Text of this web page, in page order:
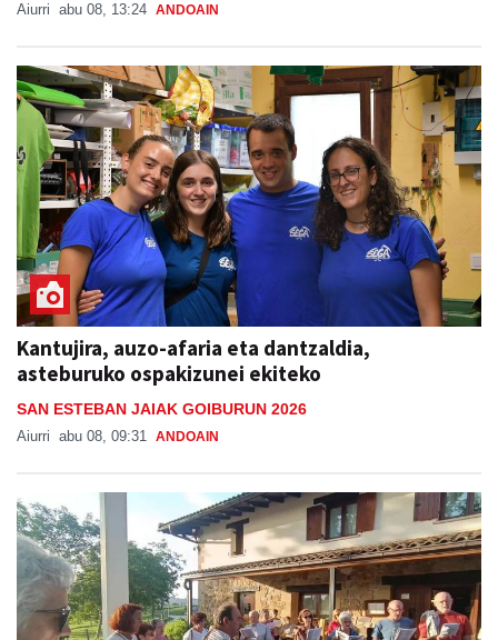
Aiurri abu 08, 13:24 ANDOAIN
Kantujira, auzo-afaria eta dantzaldia,
asteburuko ospakizunei ekiteko
SAN ESTEBAN JAIAK GOIBURUN 2026
Aiurri abu 08, 09:31 ANDOAIN